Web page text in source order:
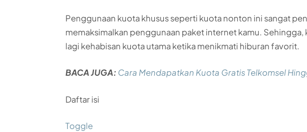
Penggunaan kuota khusus seperti kuota nonton ini sangat
memaksimalkan penggunaan paket internet kamu. Sehingga,
lagi kehabisan kuota utama ketika menikmati hiburan favorit.
BACA JUGA: Cara Mendapatkan Kuota Gratis Telkomsel
Daftar isi
Toggle